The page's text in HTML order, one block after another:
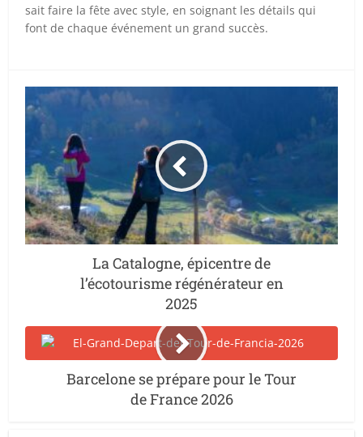
sait faire la fête avec style, en soignant les détails qui
font de chaque événement un grand succès.
La Catalogne, épicentre de
l’écotourisme régénérateur en
2025
Barcelone se prépare pour le Tour
de France 2026